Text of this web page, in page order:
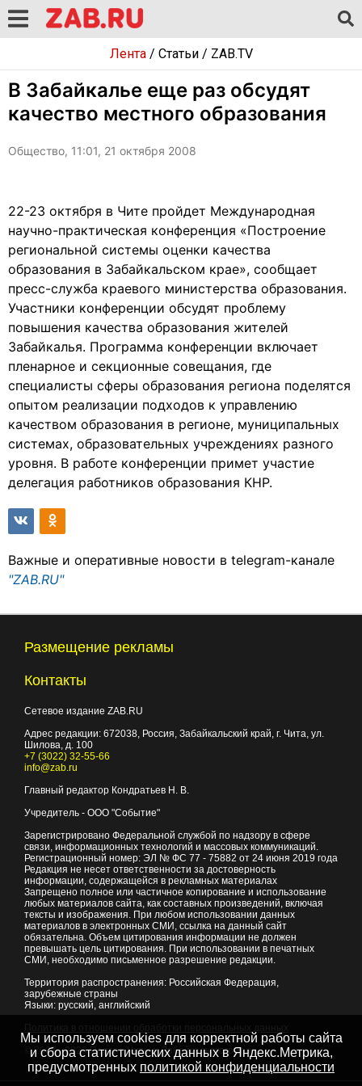
Лента/ Статьи/ ZAB.TV
В Забайкалье еще раз обсудят
качество местного образования
Общество, 11:01, 21 октября 2008
22-23 октября в Чите пройдет Международная
научно-практическая конференция «Построение
региональной системы оценки качества
образования в Забайкальском крае», сообщает
пресс-служба краевого министерства образования.
Участники конференции обсудят проблему
повышения качества образования жителей
Забайкалья. Программа конференции включает
пленарное и секционные совещания, где
специалисты сферы образования региона поделятся
опытом реализации подходов к управлению
качеством образования в регионе, муниципальных
системах, образовательных учреждениях разного
уровня. В работе конференции примет участие
делегация работников образования КНР.
Важные и оперативные новости в telegram-канале
"ZAB.RU"
Размещение рекламы
Контакты
Сетевое издание ZAB.RU
Адрес редакции: 672038, Россия, Забайкальский край, г. Чита, ул.
Шилова, д. 100
+7 (3022) 32-55-66
info@zab.ru
Главный редактор Кондратьев Н. В.
Учредитель - ООО "Событие"
Зарегистрировано Федеральной службой по надзору в сфере
связи, информационных технологий и массовых коммуникаций.
Регистрационный номер: ЭЛ № ФС 77 - 75882 от 24 июня 2019 года
Редакция не несет ответственности за достоверность
информации, содержащейся в рекламных материалах
Запрещено полное или частичное копирование и использование
любых материалов сайта, как составных произведений, включая
тексты и изображения. При любом использовании данных
материалов в электронных СМИ, ссылка на данный сайт
обязательна. Объем цитирования информации не должен
превышать цель цитирования. При использовании в печатных
СМИ, необходимо письменное разрешение редакции.
Территория распространения: Российская Федерация,
зарубежные страны
Языки: русский, английский
© 2007 - 2026Портал Читы и Забайкальского края
Мы используем cookies для корректной работы сайта
и сбора статистических данных в Яндекс.Метрика,
предусмотренных политикой конфиденциальности